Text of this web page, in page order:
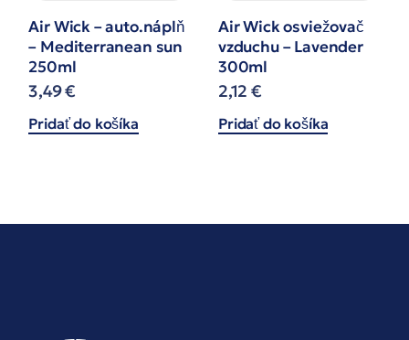
Air Wick – auto.náplň
– Mediterranean sun
250ml
3,49€
Pridať do košíka
Air Wick osviežovač
vzduchu – Lavender
300ml
2,12€
Pridať do košíka